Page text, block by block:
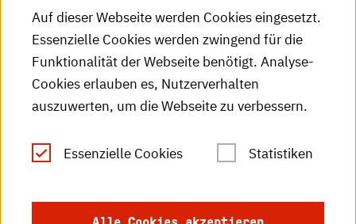
HKA-Podcast
HKA-Publikationen
RSS-Feed
Leichte Sprache
Auf dieser Webseite werden Cookies eingesetzt.
Essenzielle Cookies werden zwingend für die
Funktionalität der Webseite benötigt. Analyse-
Cookies erlauben es, Nutzerverhalten
auszuwerten, um die Webseite zu verbessern.
Essenzielle Cookies Statistiken